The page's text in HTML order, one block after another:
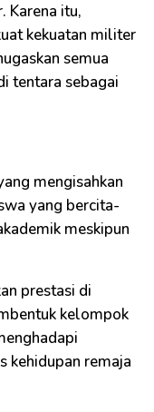
Karena itu,
kekuatan militer
semua
tentara sebagai
mengisahkan
yang bercita-
meskipun
prestasi di
kelompok
kehidupan remaja